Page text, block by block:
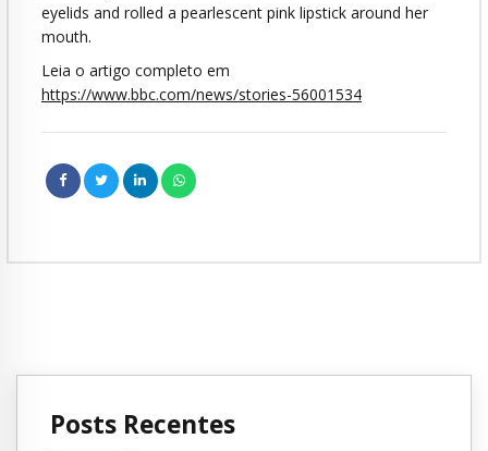
eyelids and rolled a pearlescent pink lipstick around her
mouth.
Leia o artigo completo em
https://www.bbc.com/news/stories-56001534
Posts Recentes